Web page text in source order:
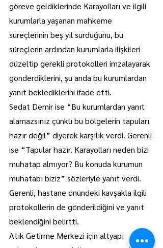
göreve geldiklerinde Karayolları ve ilgili
kurumlarla yaşanan mahkeme
süreçlerinin beş yıl sürdüğünü, bu
süreçlerin ardından kurumlarla ilişkileri
düzeltip gerekli protokolleri imzalayarak
gönderdiklerini, şu anda bu kurumlardan
yanıt beklediklerini ifade etti.
Sedat Demir ise “Bu kurumlardan yanıt
alamazsınız çünkü bu bölgelerin tapuları
hazır değil” diyerek karşılık verdi. Gerenli
ise “Tapular hazır. Karayolları neden bizi
muhatap almıyor? Bu konuda kurumun
muhatabı biziz” sözleriyle yanıt verdi.
Gerenli, hastane önündeki kavşakla ilgili
protokollerin de gönderildiğini ve yanıt
beklendiğini belirtti.
Atık Getirme Merkezi için altyapı